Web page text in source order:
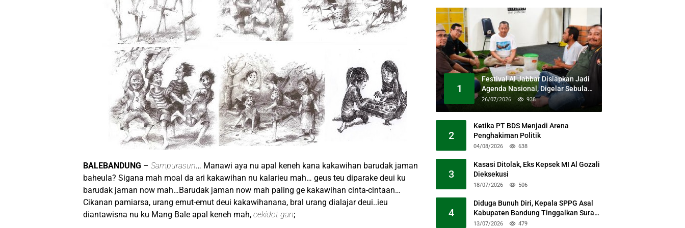
BALEBANDUNG – Sampurasun… Manawi aya nu apal keneh kana kakawihan barudak jaman
baheula? Sigana mah moal da ari kakawihan nu kalarieu mah… geus teu diparake deui ku
barudak jaman now mah…Barudak jaman now mah paling ge kakawihan cinta-cintaan…
Cikanan pamiarsa, urang emut-emut deui kakawihanana, bral urang dialajar deui..ieu
diantawisna nu ku Mang Bale apal keneh mah, cekidot gan;
1
Festival Al Jabbar Disiapkan Jadi
Agenda Nasional, Digelar Sebulan
Penuh di Kawasan Masjid Raya Al
26/07/2026 938
2
Ketika PT BDS Menjadi Arena
Penghakiman Politik
04/08/2026 638
3
Kasasi Ditolak, Eks Kepsek MI Al Gozali
Dieksekusi
18/07/2026 506
4
Diduga Bunuh Diri, Kepala SPPG Asal
Kabupaten Bandung Tinggalkan Surat
Permohonan Maaf
13/07/2026 479